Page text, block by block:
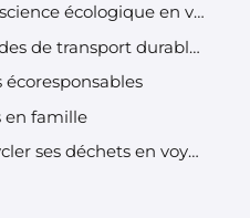
La prise de conscience écologique en voyage
Choisir des modes de transport durables
en famille
Réduire et recycler ses déchets en voyage